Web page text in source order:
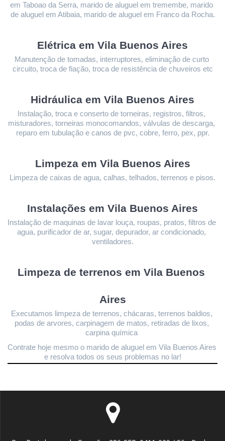
em Taboao da Serra, marido de aluguel em tremembe, marido
de aluguel em Atibaia, marido de aluguel em Franco da Rocha.
Elétrica em Vila Buenos Aires
Manutenção de tomadas, interruptores, eliminação de curto
circuito, troca de fiação, troca de resistência de chuveiros etc
Hidráulica em Vila Buenos Aires
Instalação, troca e conserto de torneiras, registros, filtros,
misturadores, torneiras monocomandos, válvulas de descarga,
reparo em tubulação e canos de pvc, cobre, ferro, pex, ppr.
Limpeza em Vila Buenos Aires
Limpeza de caixas de agua, calhas, telhados, terrenos e pisos.
Instalações em Vila Buenos Aires
Instalação de maquinas de lavar louça, roupas, pratos, filtros de
agua, purificador de ar, sugar, depurador, ar condicionado,
ventiladores.
Limpeza de terrenos em Vila Buenos
Aires
Executamos limpeza de terrenos, chácaras, terrenos baldios,
podas de arvores, carpinagem de matos, retiradas de lixos,
carpina química
Contrate hoje mesmo o marido de aluguel em Vila Buenos Aires
e resolva todos os seus problemas no lar!